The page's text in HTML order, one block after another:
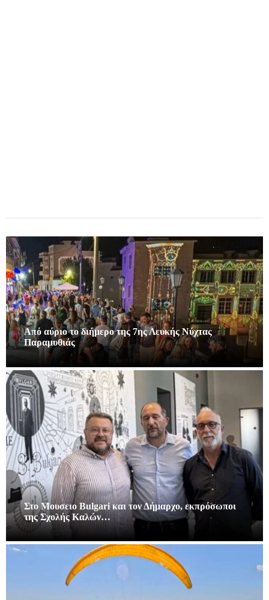
Από αύριο το διήμερο της 7ης Λευκής Νύχτας
Παραμυθιάς
Στο Μουσειο Bulgari και τον Δήμαρχο, εκπρόσωποι
της Σχολής Καλών…